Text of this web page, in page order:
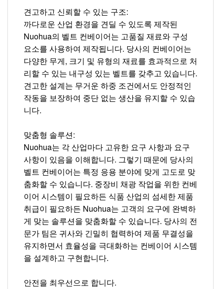
견고하고 신뢰할 수 있는 구조:
까다로운 산업 환경을 견딜 수 있도록 제작된
Nuohua의 벨트 컨베이어는 고품질 재료와 구성
요소를 사용하여 제작됩니다. 당사의 컨베이어는
다양한 무게, 크기 및 유형의 재료를 효과적으로 처
리할 수 있는 내구성 있는 벨트를 갖추고 있습니다.
견고한 설계는 무거운 하중 조건에서도 안정적인
작동을 보장하여 중단 없는 생산을 유지할 수 있습
니다.
맞춤형 솔루션:
Nuohua는 각 산업마다 고유한 요구 사항과 요구
사항이 있음을 이해합니다. 그렇기 때문에 당사의
벨트 컨베이어는 특정 응용 분야에 맞게 고도로 맞
춤화할 수 있습니다. 중장비 채광 작업을 위한 컨베
이어 시스템이 필요하든 식품 산업의 섬세한 제품
취급이 필요하든 Nuohua는 고객의 요구에 완벽하
게 맞는 솔루션을 맞춤화할 수 있습니다. 당사의 전
문가 팀은 귀사와 긴밀히 협력하여 제품 무결성을
유지하면서 효율성을 극대화하는 컨베이어 시스템
을 설계하고 구현합니다.
안전을 최우선으로 합니다.